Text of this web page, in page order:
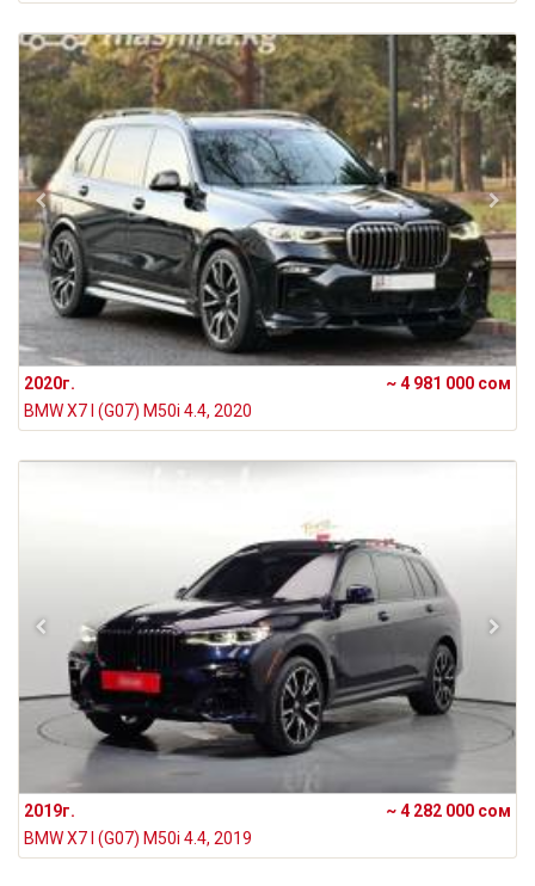
2020г.
~ 4 981 000 сом
BMW X7 I (G07) M50i 4.4, 2020
2019г.
~ 4 282 000 сом
BMW X7 I (G07) M50i 4.4, 2019